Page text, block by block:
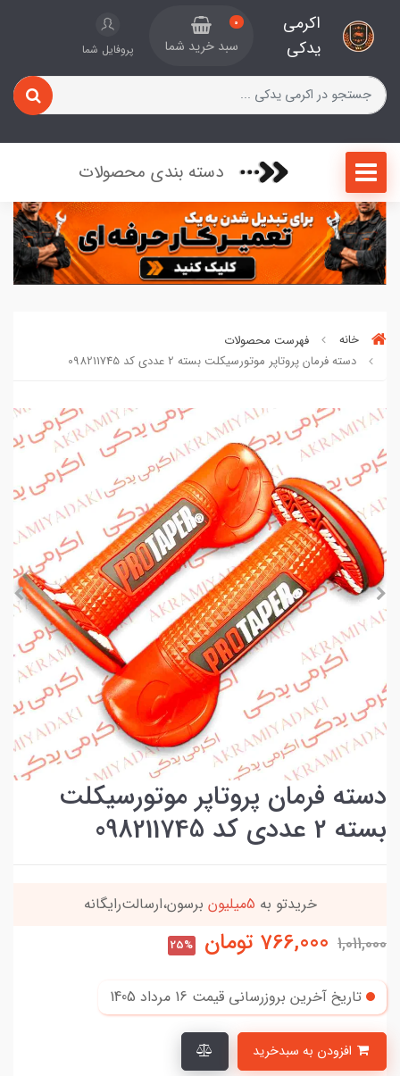
اکرمی
یدکی
0
سبد خرید شما پروفایل شما
دسته بندی محصولات
خانه
فهرست محصولات
دسته فرمان پروتاپر موتورسیکلت بسته 2 عددی کد 098211745
دسته فرمان پروتاپر موتورسیکلت
بسته 2 عددی کد 098211745
خریدتو به 5میلیون برسون،ارسالت‌رایگانه
1,011,000
766,000 تومان 25%
تاریخ آخرین بروزرسانی قیمت 16 مرداد 1405